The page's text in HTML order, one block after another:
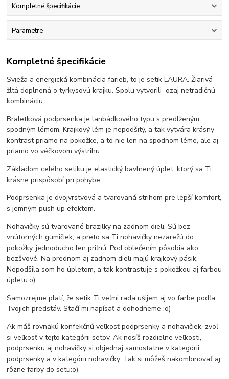
Kompletné špecifikácie
Parametre
Kompletné špecifikácie
Svieža a energická kombinácia farieb, to je setik LAURA. Žiarivá
žltá doplnená o tyrkysovú krajku. Spolu vytvorili ozaj netradičnú
kombináciu.
Braletková podprsenka je lanbádkového typu s predlženým
spodným lémom. Krajkový lém je nepodšitý, a tak vytvára krásny
kontrast priamo na pokožke, a to nie len na spodnom léme, ale aj
priamo vo véčkovom výstrihu.
Základom celého setiku je elastický bavlnený úplet, ktorý sa Ti
krásne prispôsobí pri pohybe.
Podprsenka je dvojvrstvová a tvarovaná strihom pre lepší komfort,
s jemným push up efektom.
Nohavičky sú tvarované brazilky na zadnom dieli. Sú bez
vnútorných gumičiek, a preto sa Ti nohavičky nezarežú do
pokožky, jednoducho len priľnú. Pod oblečením pôsobia ako
bezšvové. Na prednom aj zadnom dieli majú krajkový pásik.
Nepodšila som ho úpletom, a tak kontrastuje s pokožkou aj farbou
úpletu:o)
Samozrejme platí, že setik Ti veľmi rada ušijem aj vo farbe podľa
Tvojich predstáv. Stačí mi napísať a dohodneme :o)
Ak máš rovnakú konfekčnú veľkosť podprsenky a nohavičiek, zvoľ
si veľkosť v tejto kategórii setov. Ak nosíš rozdielne veľkosti,
podprsenku aj nohavičky si objednaj samostatne v kategórii
podprsenky a v kategórii nohavičky. Tak si môžeš nakombinovať aj
rôzne farby do setu:o)